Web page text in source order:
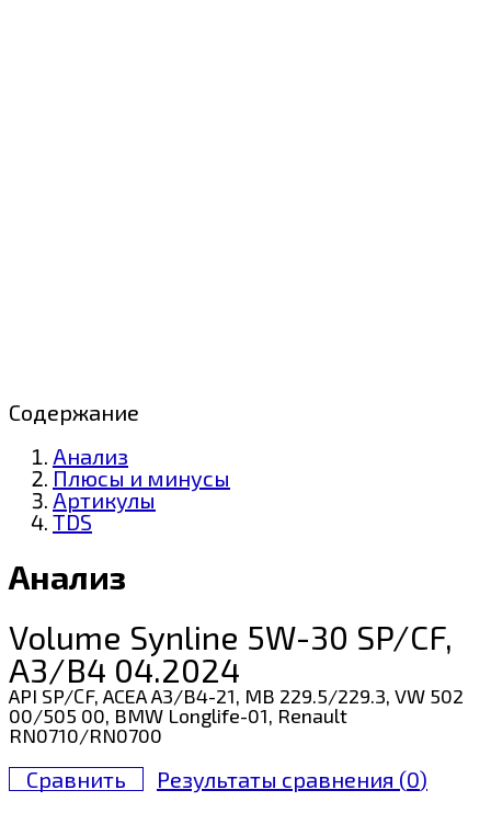
Содержание
Анализ
Плюсы и минусы
Артикулы
TDS
Анализ
Volume Synline 5W-30 SP/СF,
A3/B4 04.2024
API SP/СF, ACEA A3/B4-21, MB 229.5/229.3, VW 502
00/505 00, BMW Longlife-01, Renault
RN0710/RN0700
Сравнить Результаты сравнения (0)